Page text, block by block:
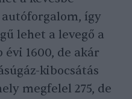
így
lehet a levegő a
1600, de akár
kibocsátás
megfelel 275, de